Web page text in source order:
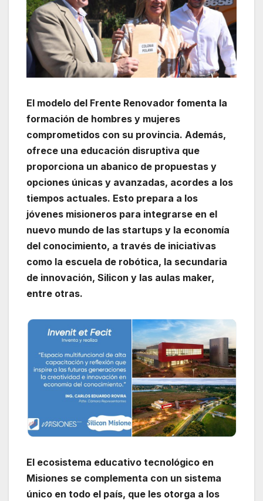
El modelo del Frente Renovador fomenta la
formación de hombres y mujeres
comprometidos con su provincia. Además,
ofrece una educación disruptiva que
proporciona un abanico de propuestas y
opciones únicas y avanzadas, acordes a los
tiempos actuales. Esto prepara a los
jóvenes misioneros para integrarse en el
nuevo mundo de las startups y la economía
del conocimiento, a través de iniciativas
como la escuela de robótica, la secundaria
de innovación, Silicon y las aulas maker,
entre otras.
El ecosistema educativo tecnológico en
Misiones se complementa con un sistema
único en todo el país, que les otorga a los